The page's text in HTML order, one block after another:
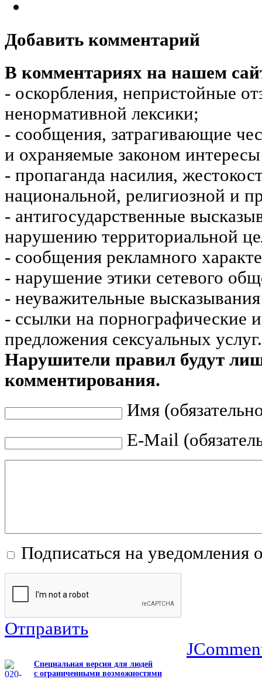
Добавить комментарий
В комментариях на нашем
- оскорбления, непристойные
ненормативной лексики;
- сообщения, затрагивающие
и охраняемые законом
- пропаганда насилия,
национальной, религиозной и
- антигосударственные
нарушению территориальной
- сообщения рекламного
- нарушение этики сетевого
- неуважительные
- ссылки на порнографические
предложения сексуальных услуг.
Нарушители правил будут
комментирования.
Имя
E-Mail
Подписаться на уведомления
Отправить
Специальная версия для людей
с ограниченными возможностями